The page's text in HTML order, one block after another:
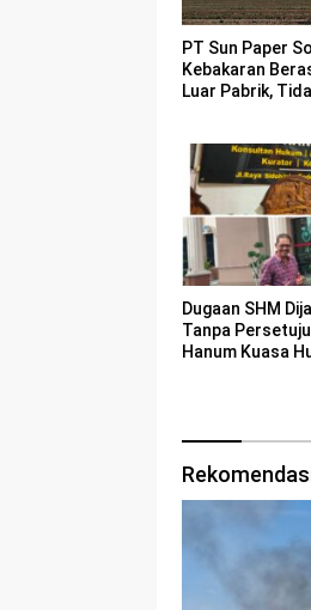
PT Sun Paper
Kebakaran
Luar Pabrik,
Dugaan SHM
Tanpa
Hanum Kuasa